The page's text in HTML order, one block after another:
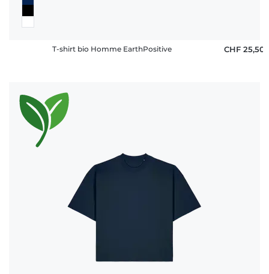
T-shirt bio Homme EarthPositive CHF 25,50